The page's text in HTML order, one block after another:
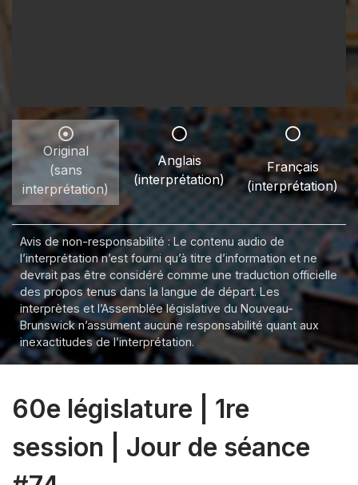
Original
(sans
interprétation)
Anglais
(interprétation)
Français
(interprétation)
Avis de non-responsabilité : Le contenu audio de
l’interprétation n’est fourni qu’à titre d’information et ne
devrait pas être considéré comme une traduction officielle
des propos tenus dans la langue de départ. Les
interprètes et l’Assemblée législative du Nouveau-
Brunswick n’assument aucune responsabilité quant aux
inexactitudes de l’interprétation.
60e législature | 1re
session | Jour de séance